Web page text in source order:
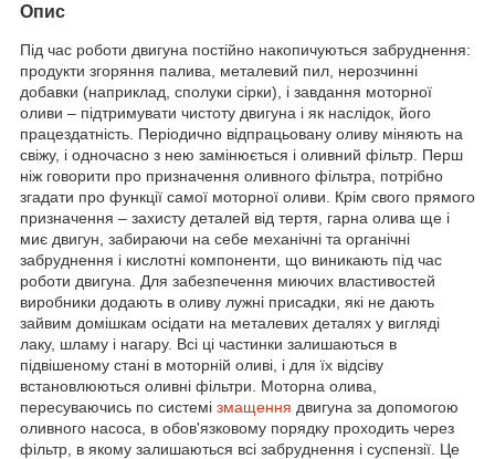
Опис
Під час роботи двигуна постійно накопичуються забруднення:
продукти згоряння палива, металевий пил, нерозчинні
добавки (наприклад, сполуки сірки), і завдання моторної
оливи – підтримувати чистоту двигуна і як наслідок, його
працездатність. Періодично відпрацьовану оливу міняють на
свіжу, і одночасно з нею замінюється і оливний фільтр. Перш
ніж говорити про призначення оливного фільтра, потрібно
згадати про функції самої моторної оливи. Крім свого прямого
призначення – захисту деталей від тертя, гарна олива ще і
миє двигун, забираючи на себе механічні та органічні
забруднення і кислотні компоненти, що виникають під час
роботи двигуна. Для забезпечення миючих властивостей
виробники додають в оливу лужні присадки, які не дають
зайвим домішкам осідати на металевих деталях у вигляді
лаку, шламу і нагару. Всі ці частинки залишаються в
підвішеному стані в моторній оливі, і для їх відсіву
встановлюються оливні фільтри. Моторна олива,
пересуваючись по системі змащення двигуна за допомогою
оливного насоса, в обов'язковому порядку проходить через
фільтр, в якому залишаються всі забруднення і суспензії. Це